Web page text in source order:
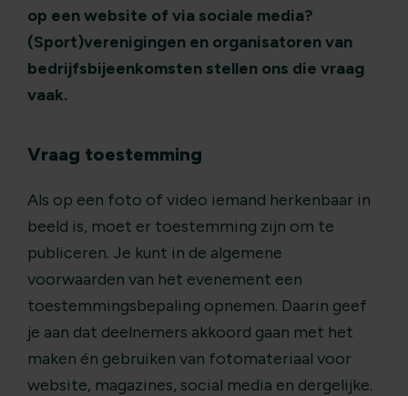
op een website of via sociale media?
(Sport)verenigingen en organisatoren van
bedrijfsbijeenkomsten stellen ons die vraag
vaak.
Vraag toestemming
Als op een foto of video iemand herkenbaar in
beeld is, moet er toestemming zijn om te
publiceren. Je kunt in de algemene
voorwaarden van het evenement een
toestemmingsbepaling opnemen. Daarin geef
je aan dat deelnemers akkoord gaan met het
maken én gebruiken van fotomateriaal voor
website, magazines, social media en dergelijke.